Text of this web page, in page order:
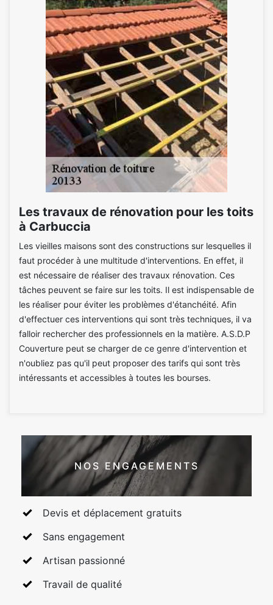
Les travaux de rénovation pour les toits
à Carbuccia
Les vieilles maisons sont des constructions sur lesquelles il
faut procéder à une multitude d'interventions. En effet, il
est nécessaire de réaliser des travaux rénovation. Ces
tâches peuvent se faire sur les toits. Il est indispensable de
les réaliser pour éviter les problèmes d'étanchéité. Afin
d'effectuer ces interventions qui sont très techniques, il va
falloir rechercher des professionnels en la matière. A.S.D.P
Couverture peut se charger de ce genre d'intervention et
n'oubliez pas qu'il peut proposer des tarifs qui sont très
intéressants et accessibles à toutes les bourses.
NOS ENGAGEMENTS
Devis et déplacement gratuits
Sans engagement
Artisan passionné
Travail de qualité